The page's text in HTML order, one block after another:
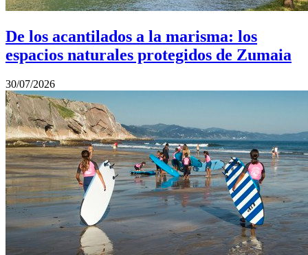
De los acantilados a la marisma: los
espacios naturales protegidos de Zumaia
30/07/2026